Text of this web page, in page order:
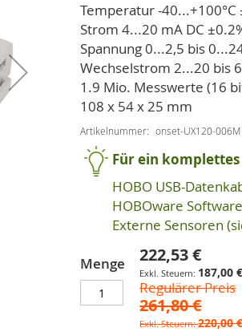
Temperatur -40...+100°C
Strom 4...20 mA DC
Spannung 0...2,5 bis
Wechselstrom 2...20 bis
1.9 Mio. Messwerte (16
108 x 54 x 25 mm
Artikelnummer onset-UX120-006M
Für ein
HOBO USB-
HOBOware Software
Externe Sensoren
Menge Sonderpreis
222,53 €
187,00 €
Regulärer Preis
261,80 €
220,00